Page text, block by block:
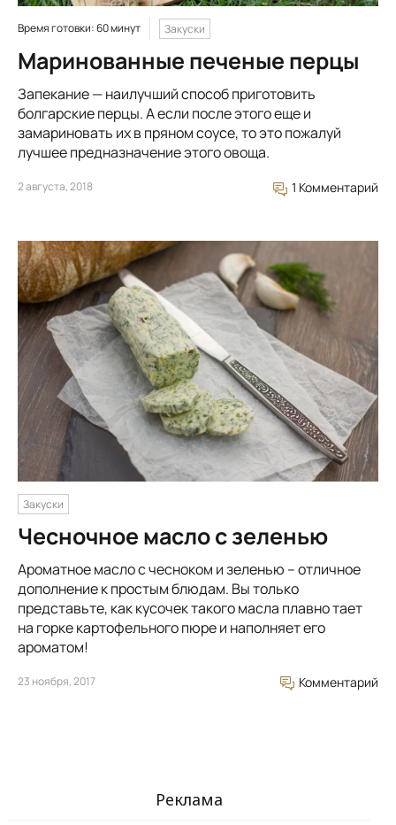
Время готовки: 60 минут Закуски
Маринованные печеные перцы
Запекание — наилучший способ приготовить
болгарские перцы. А если после этого еще и
замариновать их в пряном соусе, то это пожалуй
лучшее предназначение этого овоща.
2 августа, 2018 1 Комментарий
Закуски
Чесночное масло с зеленью
Ароматное масло с чесноком и зеленью – отличное
дополнение к простым блюдам. Вы только
представьте, как кусочек такого масла плавно тает
на горке картофельного пюре и наполняет его
ароматом!
23 ноября, 2017 Комментарий
Реклама